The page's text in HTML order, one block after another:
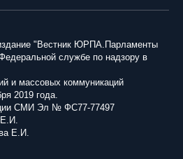
"Вестник ЮРПА.Парламенты
службе по надзору в
и массовых коммуникаций
2019 года.
СМИ Эл № ФС77-77497
Е.И.